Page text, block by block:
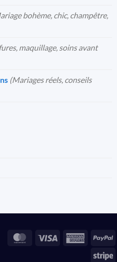
bohème, chic, champêtre,
maquillage, soins avant
(Mariages réels, conseils
MasterCard
Visa
American